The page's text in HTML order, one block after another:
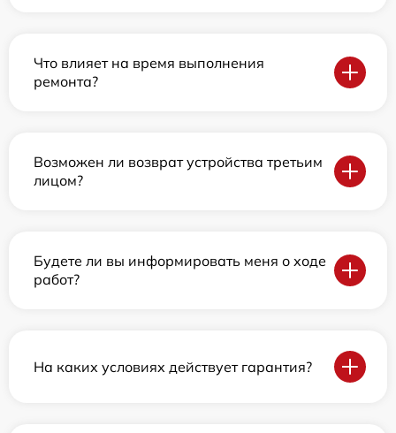
Что влияет на время выполнения
ремонта?
Возможен ли возврат устройства третьим
лицом?
Будете ли вы информировать меня о ходе
работ?
На каких условиях действует гарантия?